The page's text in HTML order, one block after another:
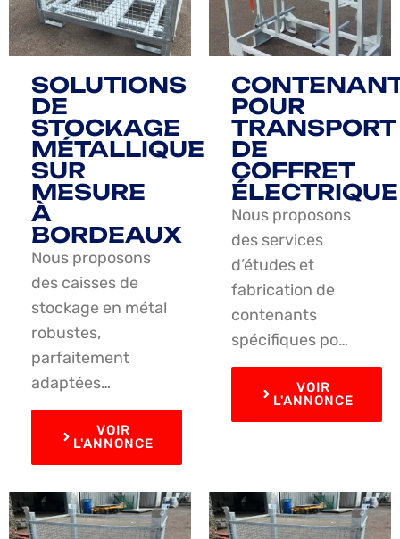
SOLUTIONS
DE
STOCKAGE
MÉTALLIQUE
SUR
MESURE
À
BORDEAUX
Nous proposons
des caisses de
stockage en métal
robustes,
parfaitement
adaptées…
VOIR
L'ANNONCE
POUR
TRANSPORT
DE
COFFRET
ÉLECTRIQUE
Nous proposons
des services
d’études et
fabrication de
contenants
spécifiques po…
VOIR
L'ANNONCE